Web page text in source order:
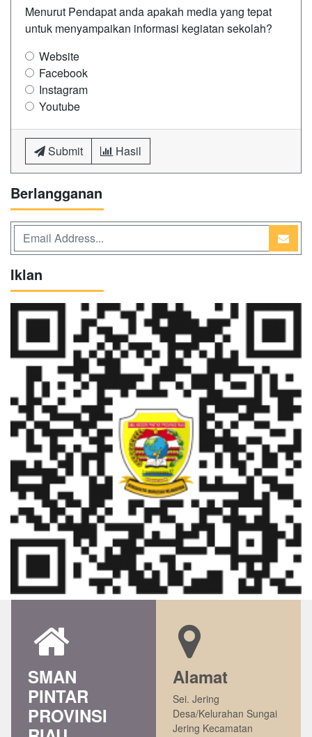
Menurut Pendapat anda apakah media yang tepat
untuk menyampaikan informasi kegiatan sekolah?
Website
Facebook
Instagram
Youtube
Submit Hasil
Berlangganan
Iklan
SMAN
PINTAR
PROVINSI
Alamat
Sei. Jering
Desa/Kelurahan Sungai
Jering Kecamatan